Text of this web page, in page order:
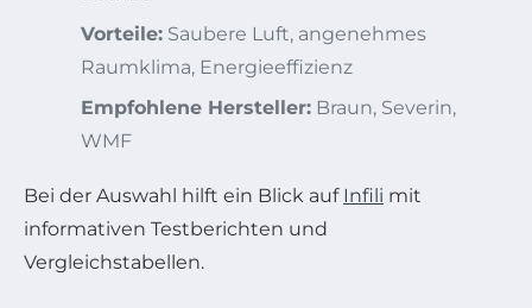
Vorteile: Saubere Luft, angenehmes
Raumklima, Energieeffizienz
Empfohlene Hersteller: Braun, Severin,
WMF
Bei der Auswahl hilft ein Blick auf Infili mit
informativen Testberichten und
Vergleichstabellen.